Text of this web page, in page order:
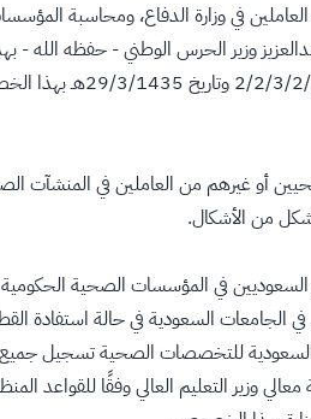
في وزارة الدفاع، ومحاسبة
وزير الحرس الوطني - حفظه الله
القطاعات الصحية الحكومية الأخرى حول
أو غيرهم من العاملين في المنشآت
من الأشكال.
قواعد عمل الأطباء الاستشاريين السعوديين في المؤسسات
الجامعات السعودية في حالة استفادة
للتخصصات الصحية تسجيل جميع
التعليم العالي وفقًا للقواعد